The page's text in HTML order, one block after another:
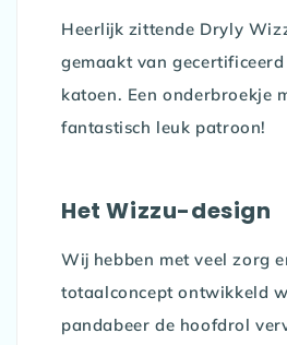
Heerlijk zittende Dryly
gemaakt van
katoen. Een onderbroekje
fantastisch leuk patroon!
Het Wizzu-design
Wij hebben met veel zorg
totaalconcept ontwikkeld
pandabeer de hoofdrol